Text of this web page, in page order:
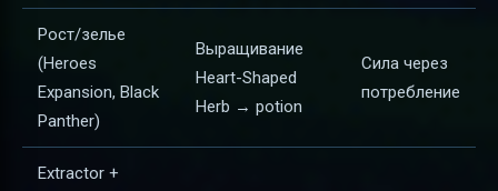
Рост/зелье
(Heroes
Expansion, Black
Panther)
Выращивание
Heart-Shaped
Herb → potion
Сила через
потребление
Extractor +